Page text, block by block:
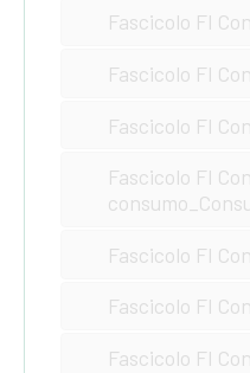
Fascicolo FI
Fascicolo FI
Fascicolo FI
Fascicolo FI
Fascicolo FI
Fascicolo FI
Fascicolo FI